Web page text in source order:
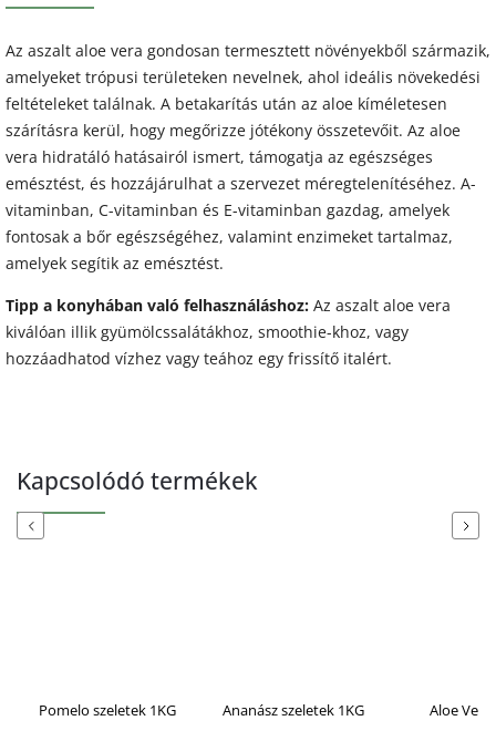
Az aszalt aloe vera gondosan termesztett növényekből származik,
amelyeket trópusi területeken nevelnek, ahol ideális növekedési
feltételeket találnak. A betakarítás után az aloe kíméletesen
szárításra kerül, hogy megőrizze jótékony összetevőit. Az aloe
vera hidratáló hatásairól ismert, támogatja az egészséges
emésztést, és hozzájárulhat a szervezet méregtelenítéséhez. A-
vitaminban, C-vitaminban és E-vitaminban gazdag, amelyek
fontosak a bőr egészségéhez, valamint enzimeket tartalmaz,
amelyek segítik az emésztést.
Tipp a konyhában való felhasználáshoz: Az aszalt aloe vera
kiválóan illik gyümölcssalátákhoz, smoothie-khoz, vagy
hozzáadhatod vízhez vagy teához egy frissítő italért.
Kapcsolódó termékek
Previous
Ananász szeletek 1KG Aloe Vera 100 g
Next